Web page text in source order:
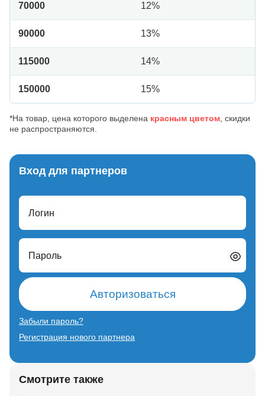
70000 12%
90000 13%
115000 14%
150000 15%
*На товар, цена которого выделена красным цветом , скидки
не распространяются.
Вход для партнеров
Логин
Пароль
Авторизоваться
Забыли пароль?
Регистрация нового партнера
Смотрите также